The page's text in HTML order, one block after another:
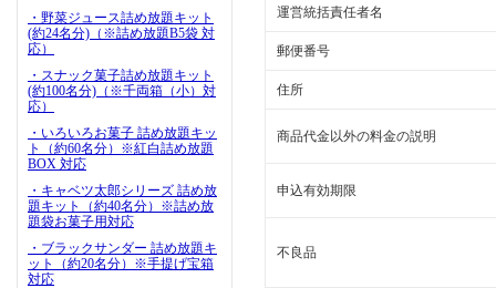
・野菜ジュース詰め放題キット
(約24名分)（※詰め放題B5袋 対
応）
・スナック菓子詰め放題キット
(約100名分)（※千両箱（小）対
応）
・いろいろお菓子 詰め放題キッ
ト（約60名分）※紅白詰め放題
BOX 対応
・キャベツ太郎シリーズ 詰め放
題キット（約40名分）※詰め放
題袋お菓子用対応
・ブラックサンダー 詰め放題キ
ット（約20名分）※手提げ宝箱
対応
運営統括責任者名
郵便番号
住所
商品代金以外の料金の説明
申込有効期限
不良品